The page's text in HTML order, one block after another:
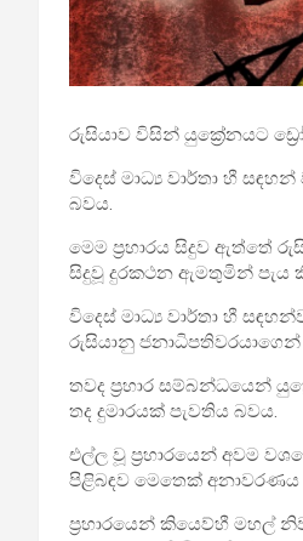
රුසියාව විසින් යුක්‍රේනයට
විදෙස් මාධ්‍ය වාර්තා හී
බවය.
මෙම ප්‍රහාරය සිදුව ඇත්තේ
සිදුවූ දුරකථන ඇමතුමින් පැය
විදෙස් මාධ්‍ය වාර්තා හී
රුසියානු
තවද ප්‍රහාර සම්බන්ධයෙන්
තද දුමාරයක් පැවතිය බවය.
එල්ල වූ ප්‍රහාරයෙන් අවම
පිළිබඳව මෙතෙක්
ප්‍රහාරයෙන් කියෙව්හී මහල්